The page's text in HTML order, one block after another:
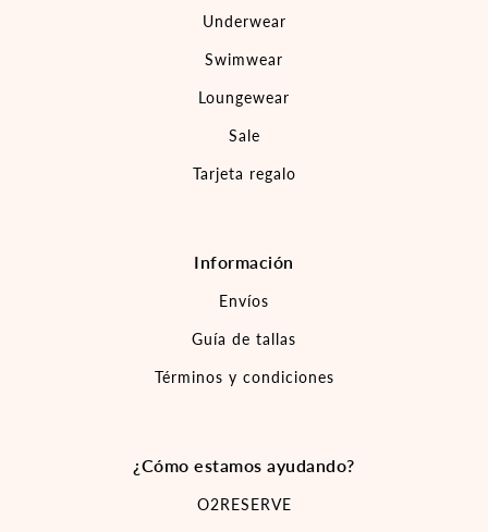
Underwear
Swimwear
Loungewear
Sale
Tarjeta regalo
Información
Envíos
Guía de tallas
Términos y condiciones
¿Cómo estamos ayudando?
O2RESERVE